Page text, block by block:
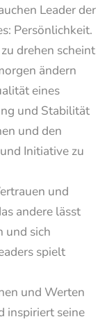
Leader der
Persönlichkeit.
drehen scheint
ändern
eines
und Stabilität
und den
Initiative zu
und
andere lässt
und sich
spielt
und Werten
inspiriert seine